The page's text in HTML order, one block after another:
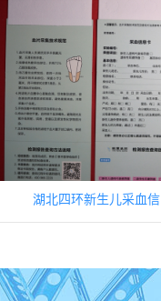
湖北四环新生儿采血信